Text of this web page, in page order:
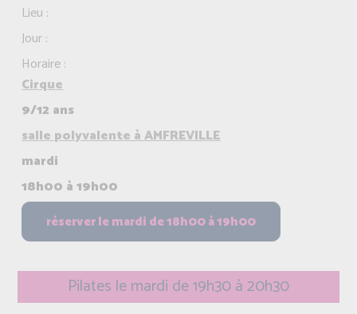
Lieu :
Jour :
Horaire :
Cirque
9/12 ans
salle polyvalente à AMFREVILLE
mardi
18h00 à 19h00
Pilates le mardi de 19h30 à 20h30